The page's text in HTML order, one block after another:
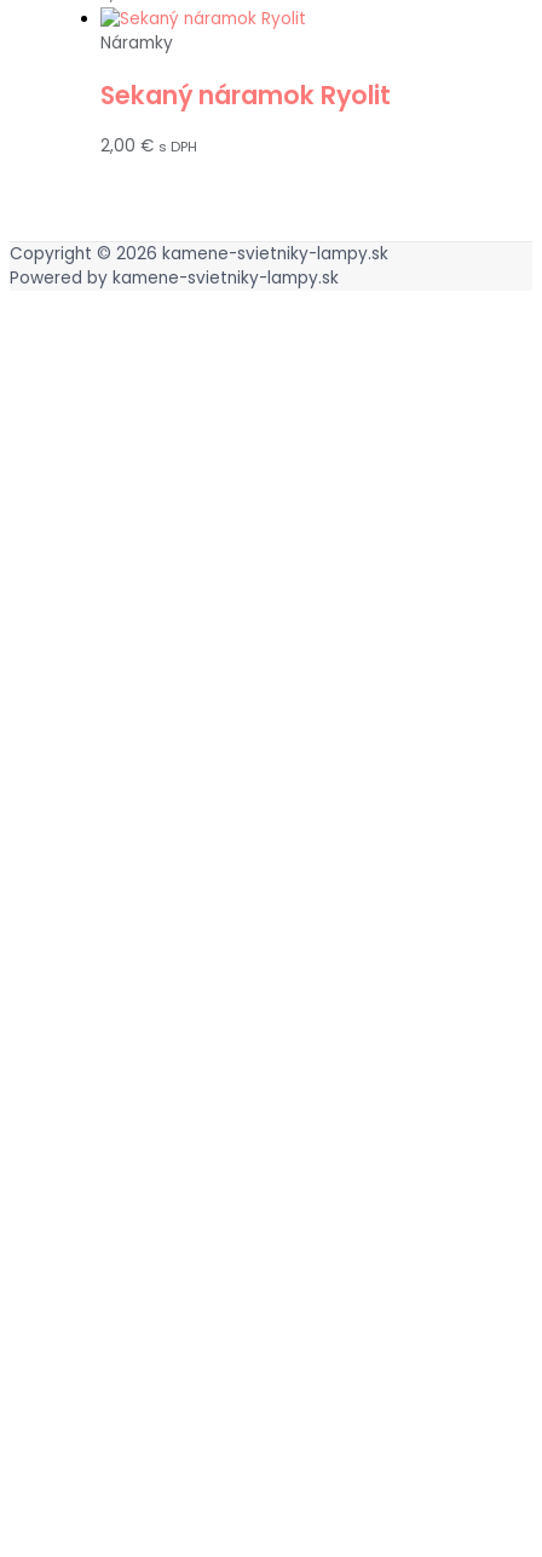
Náramky
Sekaný náramok Ryolit
2,00 € s DPH
Copyright © 2026 kamene-svietniky-lampy.sk
Powered by kamene-svietniky-lampy.sk